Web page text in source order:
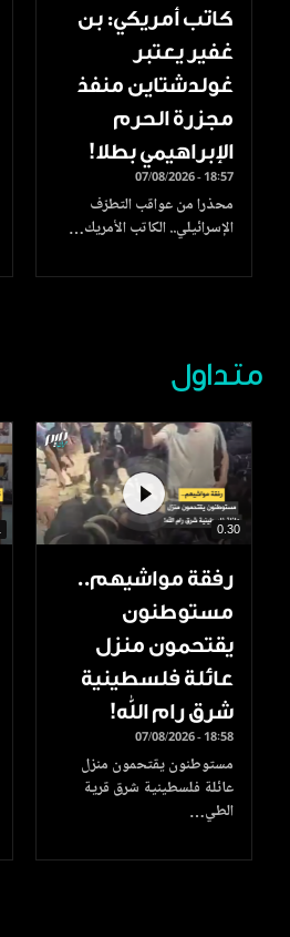
كاتب أمريكي: بن
غفير يعتبر
غولدشتاين منفذ
مجزرة الحرم
الإبراهيمي بطلا!
07/08/2026 - 18:57
محذرا من عواقب التطرّف
الإسرائيلي.. الكاتب الأمريك…
متداول
0.30
رفقة مواشيهم..
مستوطنون
يقتحمون منزل
عائلة فلسطينية
شرق رام الله!
07/08/2026 - 18:58
مستوطنون يقتحمون منزل
عائلة فلسطينية شرق قرية
الطي…